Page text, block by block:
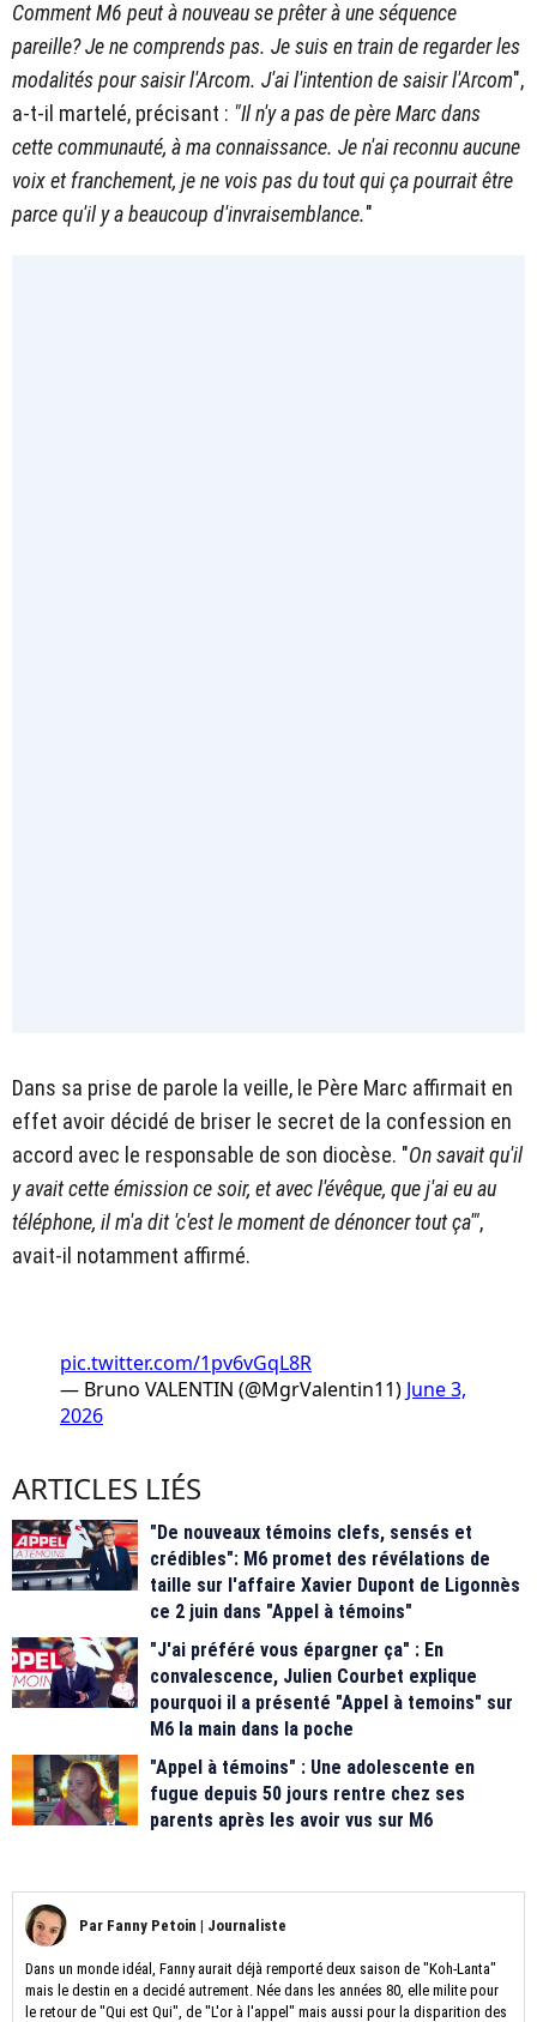
Comment M6 peut à nouveau se prêter à une séquence
pareille? Je ne comprends pas. Je suis en train de regarder les
modalités pour saisir l'Arcom. J'ai l'intention de saisir l'Arcom",
a-t-il martelé, précisant : "Il n'y a pas de père Marc dans
cette communauté, à ma connaissance. Je n'ai reconnu aucune
voix et franchement, je ne vois pas du tout qui ça pourrait être
parce qu'il y a beaucoup d'invraisemblance."
Dans sa prise de parole la veille, le Père Marc affirmait en
effet avoir décidé de briser le secret de la confession en
accord avec le responsable de son diocèse. "On savait qu'il
y avait cette émission ce soir, et avec l'évêque, que j'ai eu au
téléphone, il m'a dit 'c'est le moment de dénoncer tout ça'",
avait-il notamment affirmé.
pic.twitter.com/1pv6vGqL8R
— Bruno VALENTIN (@MgrValentin11) June 3,
2026
ARTICLES LIÉS
"De nouveaux témoins clefs, sensés et
crédibles": M6 promet des révélations de
taille sur l'affaire Xavier Dupont de Ligonnès
ce 2 juin dans "Appel à témoins"
"J'ai préféré vous épargner ça" : En
convalescence, Julien Courbet explique
pourquoi il a présenté "Appel à temoins" sur
M6 la main dans la poche
"Appel à témoins" : Une adolescente en
fugue depuis 50 jours rentre chez ses
parents après les avoir vus sur M6
Par Fanny Petoin | Journaliste
Dans un monde idéal, Fanny aurait déjà remporté deux saison de "Koh-Lanta"
mais le destin en a decidé autrement. Née dans les années 80, elle milite pour
le retour de "Qui est Qui", de "L'or à l'appel" mais aussi pour la disparition des